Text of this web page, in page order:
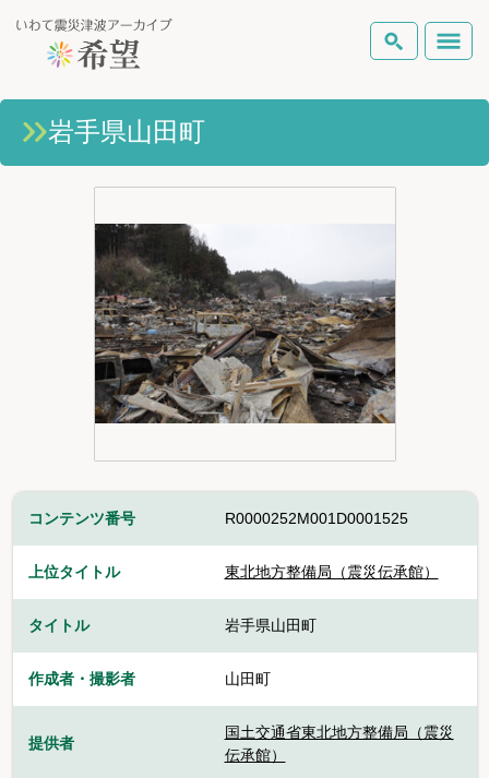
いわて震災津波アーカイブとは
ピックアップコンテンツ
Foreign Laguage
岩手県山田町
コンテンツ番号 R0000252M001D0001525
上位タイトル 東北地方整備局（震災伝承館）
タイトル 岩手県山田町
作成者・撮影者 山田町
提供者
国土交通省東北地方整備局（震災
伝承館）